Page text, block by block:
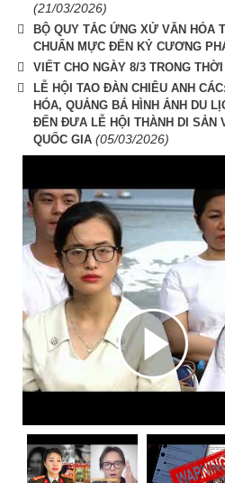
(21/03/2026)
BỘ QUY TẮC ỨNG XỬ VĂN HÓA
CHUẨN MỰC ĐẾN KỶ CƯƠNG
VIẾT CHO NGÀY 8/3 TRONG
LỄ HỘI TAO ĐÀN CHIÊU ANH
HÓA, QUẢNG BÁ HÌNH ẢNH DU
ĐẾN ĐƯA LỄ HỘI THÀNH DI SẢN
QUỐC GIA (05/03/2026)